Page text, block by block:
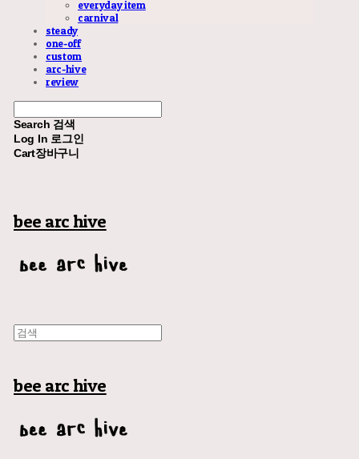
everyday item
carnival
steady
one-off
custom
arc-hive
review
Search 검색
Log In 로그인
Cart장바구니
bee arc hive
bee arc hive